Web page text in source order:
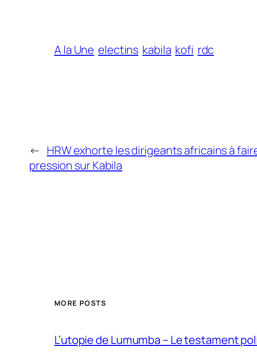
A la Une electins kabila kofi rdc
← HRW exhorte les dirigeants africains à
pression sur Kabila
MORE POSTS
L’utopie de Lumumba – Le testament